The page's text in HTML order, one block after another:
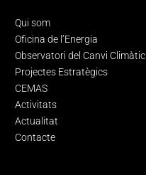
Qui som
Oficina de l’Energia
Observatori del Canvi Climàtic
Projectes Estratègics
CEMAS
Activitats
Actualitat
Contacte